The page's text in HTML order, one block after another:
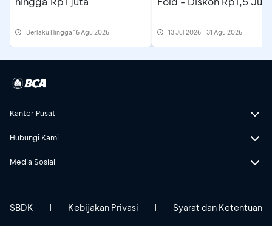
Berlaku Hingga 16 Agu 2026 13 Jul 2026 - 31 Agu 2026
Kantor Pusat
Hubungi Kami
Media Sosial
SBDK | Kebijakan Privasi | Syarat dan Ketentuan